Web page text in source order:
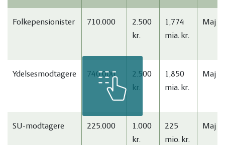
Folkepensionister 710.000
2.500
kr.
1,774
mia. kr.
Maj
Ydelsesmodtagere 740.000
2.500
kr.
1,850
mia. kr.
Maj
SU-modtagere 225.000
1.000
kr.
225
mio. kr.
Maj